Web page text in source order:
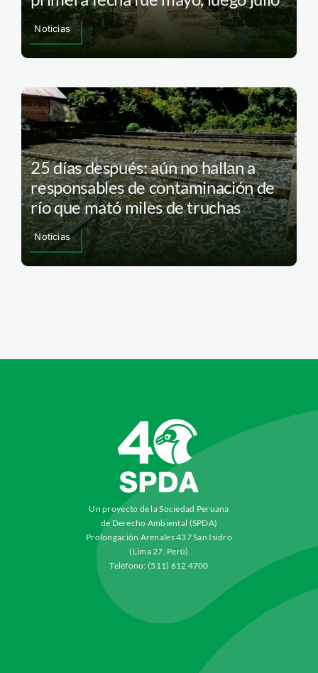
Noticias
25 días después: aún no hallan a
responsables de contaminación de
río que mató miles de truchas
Noticias
Un proyecto de la Sociedad Peruana
de Derecho Ambiental (SPDA)
Prolongación Arenales 437 San Isidro
(Lima 27, Perú)
Teléfono: (511) 612 4700